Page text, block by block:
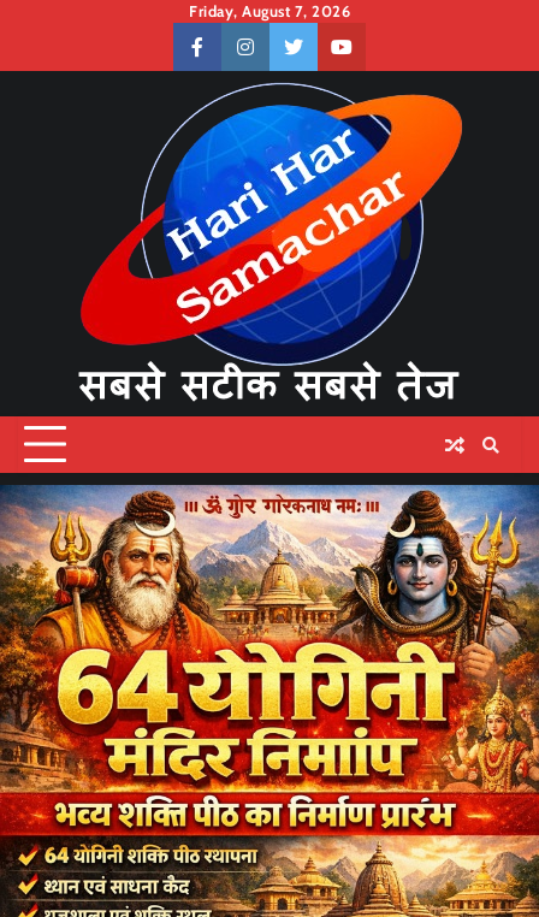
content
Friday, August 7, 2026
facebookinstagramtwitteryoutube